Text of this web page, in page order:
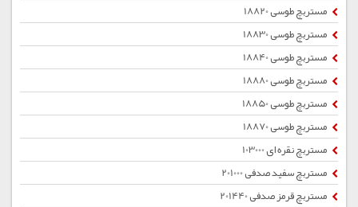
مستربچ طوسی 18820
مستربچ طوسی 18830
مستربچ طوسی 18840
مستربچ طوسی 18880
مستربچ طوسی 18850
مستربچ طوسی 18870
مستربچ نقره ای 103000
مستربچ سفید صدفی 201000
مستربچ قرمز صدفی 201440